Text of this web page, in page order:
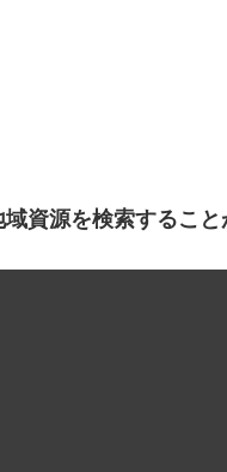
資源を検索すること